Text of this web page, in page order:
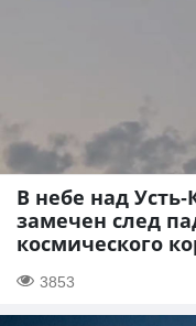
В небе над
замечен след
космического
3853